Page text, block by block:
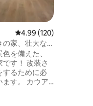
価レビュー120件、5つ
4.99 (120)
の家、壮大な
を備えた、
す！ 改装さ
するために必
す。 カウア
しみ、プー
し、ラナイ